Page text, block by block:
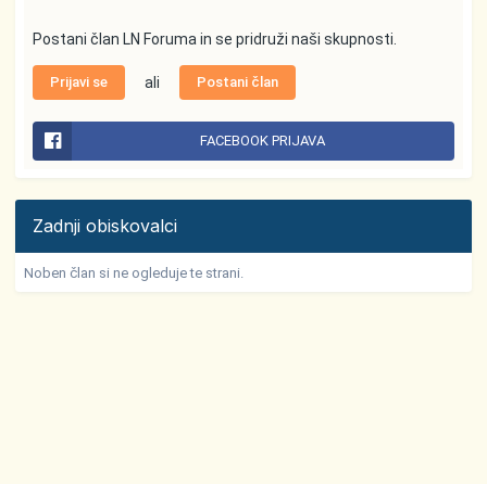
Postani član LN Foruma in se pridruži naši skupnosti.
Prijavi se ali Postani član
FACEBOOK PRIJAVA
Zadnji obiskovalci
Noben član si ne ogleduje te strani.